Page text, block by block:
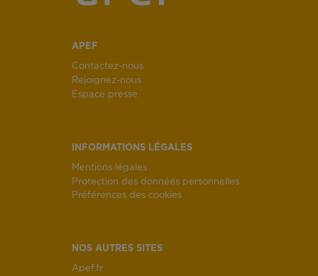
APEF
Contactez-nous
Rejoignez-nous
Espace presse
INFORMATIONS LÉGALES
Mentions légales
Protection des données personnelles
Préférences des cookies
NOS AUTRES SITES
Apef.fr